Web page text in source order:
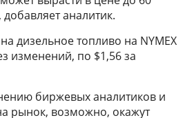
аналитик.
дизельное топливо на NYMEX
изменений, по $1,56 за
биржевых аналитиков и
рынок, возможно, окажут